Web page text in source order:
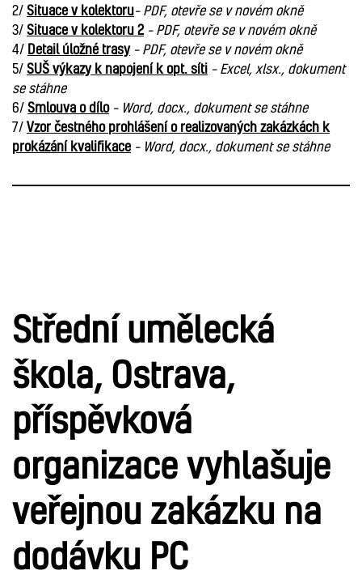
2/Situace v kolektoru– PDF, otevře se v novém okně
3/Situace v kolektoru 2– PDF, otevře se v novém okně
4/ Detail úložné trasy – PDF, otevře se v novém okně
5/SUŠ výkazy k napojení k opt. síti – Excel, xlsx., dokument
se stáhne
6/Smlouva o dílo– Word, docx., dokument se stáhne
7/Vzor čestného prohlášení o realizovaných zakázkách k
prokázání kvalifikace – Word, docx., dokument se stáhne
Střední umělecká
škola, Ostrava,
příspěvková
organizace vyhlašuje
veřejnou zakázku na
dodávku PC